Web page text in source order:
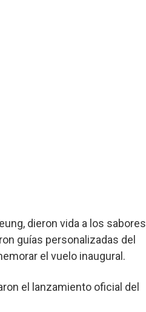
dieron vida a los sabores
guías personalizadas del
el vuelo inaugural.
el lanzamiento oficial del